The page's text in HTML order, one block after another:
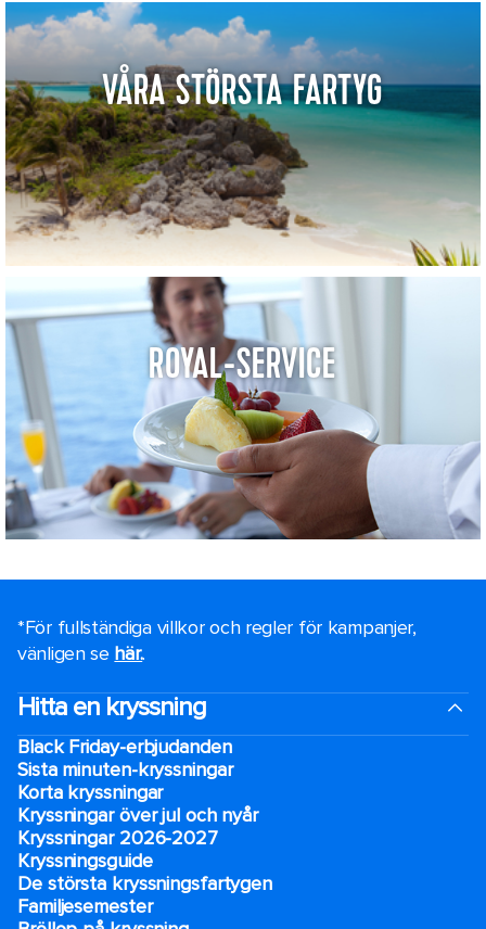
VÅRA STÖRSTA FARTYG
ROYAL-SERVICE
*För fullständiga villkor och regler för kampanjer,
vänligen se här..
Hitta en kryssning
Black Friday-erbjudanden
Sista minuten-kryssningar
Korta kryssningar
Kryssningar över jul och nyår
Kryssningar 2026-2027
Kryssningsguide
De största kryssningsfartygen
Familjesemester